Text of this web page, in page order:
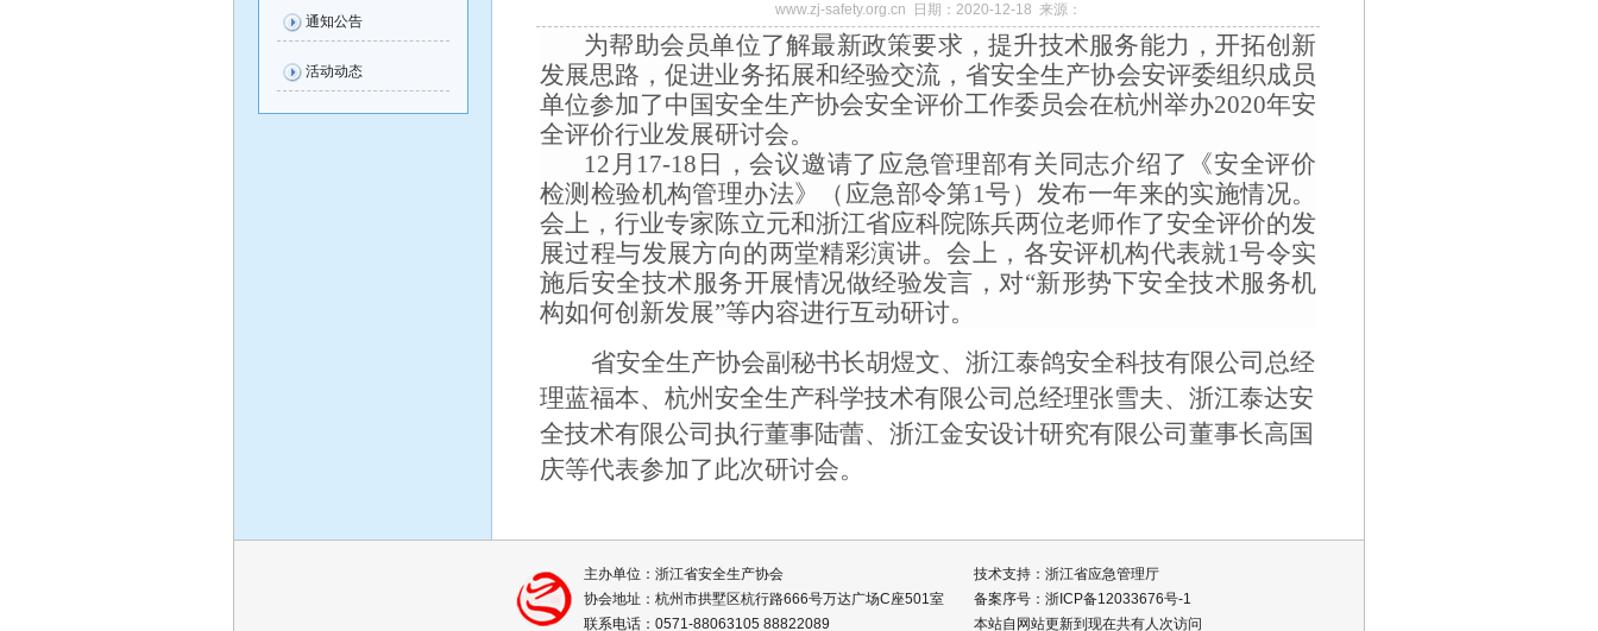
通知公告
活动动态
www.zj-safety.org.cn 日期：2020-12-18 来源：
为帮助会员单位了解最新政策要求，提升技术服务能力，开拓创新
发展思路，促进业务拓展和经验交流，省安全生产协会安评委组织成员
单位参加了中国安全生产协会安全评价工作委员会在杭州举办2020年安
全评价行业发展研讨会。
12 月 17-18 日，会议邀请了应急管理部有关同志介绍了
《安全评价
检测检验机构管理办法》（应急部令第1号）发布一年来的实施情况。
会上，行业专家陈立元和浙江省应科院陈兵两位老师作了安全评价的发
展过程与发展方向的两堂精彩演讲。会上， 各安评机构代表就1号令实
施后安全技术服务开展情况做经验发言，对“新形势下安全技术服务机
构如何创新发展”等内容进行互动研讨。
省安全生产协会副秘书长胡煜文、浙江泰鸽安全科技有限公司总经
理蓝福本、杭州安全生产科学技术有限公司总经理张雪夫、浙江泰达安
全技术有限公司执行董事陆蕾、浙江金安设计研究有限公司董事长高国
庆等代表参加了此次研讨会。
主办单位：浙江省安全生产协会
协会地址：杭州市拱墅区杭行路666号万达广场C座501室
联系电话：0571-88063105 88822089
技术支持：浙江省应急管理厅
备案序号： 浙ICP备12033676号-1
本站自网站更新到现在共有人次访问